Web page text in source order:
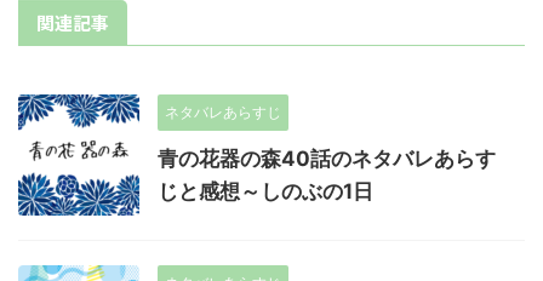
関連記事
ネタバレあらすじ
青の花器の森40話のネタバレあらす
じと感想～しのぶの1日